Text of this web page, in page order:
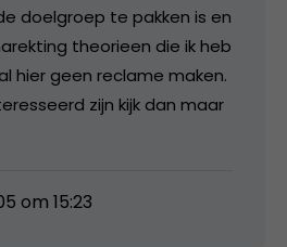
doelgroep te pakken is en
theorieen die ik heb
hier geen reclame maken.
zijn kijk dan maar
om 15:23